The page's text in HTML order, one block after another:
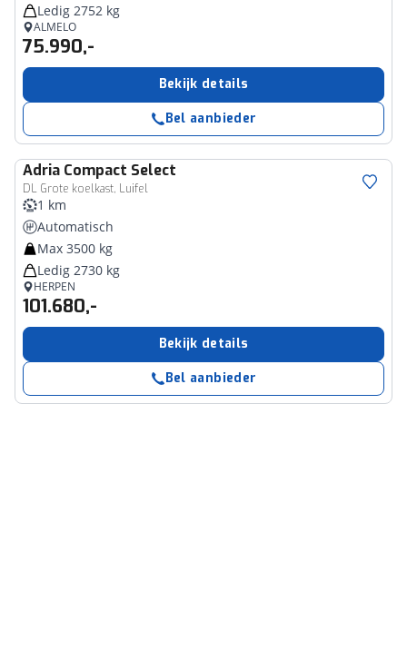
Ledig 2752 kg
ALMELO
75.990,-
Bekijk details
Bel aanbieder
Adria Compact Select
DL Grote koelkast, Luifel
1 km
Automatisch
Max 3500 kg
Ledig 2730 kg
HERPEN
101.680,-
Bekijk details
Bel aanbieder